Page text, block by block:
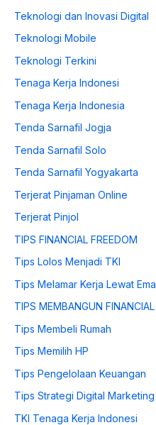
Teknologi dan Inovasi Digital
Teknologi Mobile
Teknologi Terkini
Tenaga Kerja Indonesi
Tenaga Kerja Indonesia
Tenda Sarnafil Jogja
Tenda Sarnafil Solo
Tenda Sarnafil Yogyakarta
Terjerat Pinjaman Online
Terjerat Pinjol
TIPS FINANCIAL FREEDOM
Tips Lolos Menjadi TKI
Tips Melamar Kerja Lewat
TIPS MEMBANGUN
Tips Membeli Rumah
Tips Memilih HP
Tips Pengelolaan Keuangan
Tips Strategi Digital Marketing
TKI Tenaga Kerja Indonesi